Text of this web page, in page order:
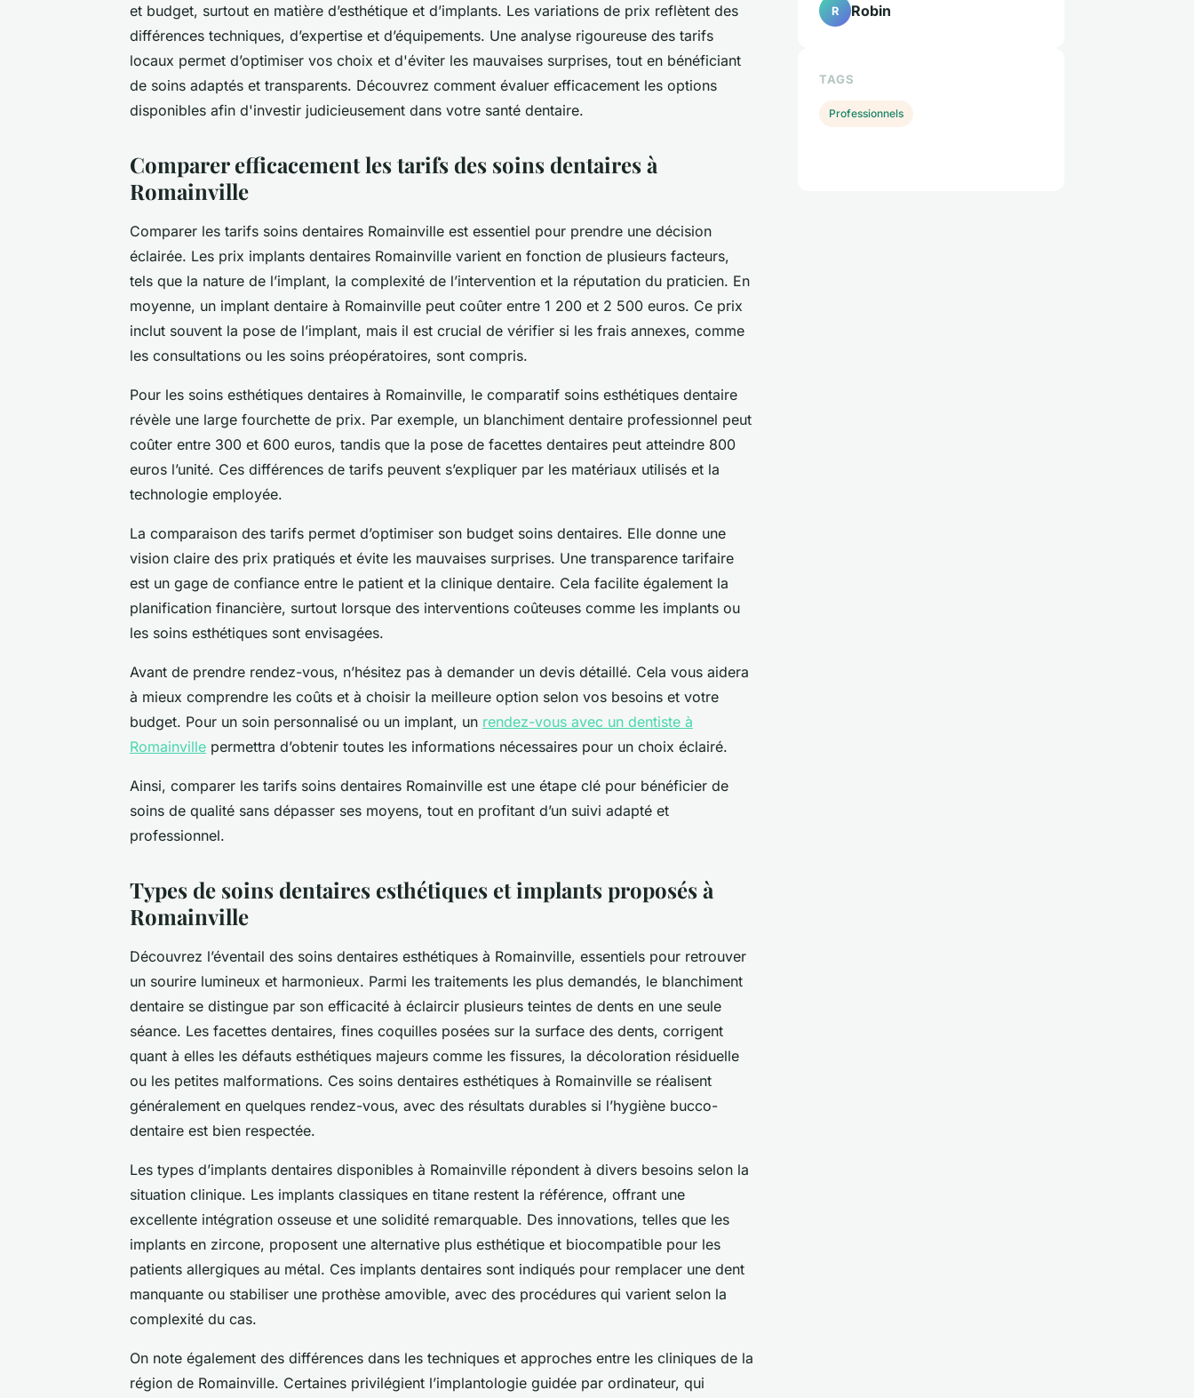
et budget, surtout en matière d’esthétique et d’implants. Les variations de prix reflètent des
différences techniques, d’expertise et d’équipements. Une analyse rigoureuse des tarifs
locaux permet d’optimiser vos choix et d'éviter les mauvaises surprises, tout en bénéficiant
de soins adaptés et transparents. Découvrez comment évaluer efficacement les options
disponibles afin d'investir judicieusement dans votre santé dentaire.
Comparer efficacement les tarifs des soins dentaires à
Romainville
Comparer les tarifs soins dentaires Romainville est essentiel pour prendre une décision
éclairée. Les prix implants dentaires Romainville varient en fonction de plusieurs facteurs,
tels que la nature de l’implant, la complexité de l’intervention et la réputation du praticien. En
moyenne, un implant dentaire à Romainville peut coûter entre 1 200 et 2 500 euros. Ce prix
inclut souvent la pose de l’implant, mais il est crucial de vérifier si les frais annexes, comme
les consultations ou les soins préopératoires, sont compris.
Pour les soins esthétiques dentaires à Romainville, le comparatif soins esthétiques dentaire
révèle une large fourchette de prix. Par exemple, un blanchiment dentaire professionnel peut
coûter entre 300 et 600 euros, tandis que la pose de facettes dentaires peut atteindre 800
euros l’unité. Ces différences de tarifs peuvent s’expliquer par les matériaux utilisés et la
technologie employée.
La comparaison des tarifs permet d’optimiser son budget soins dentaires. Elle donne une
vision claire des prix pratiqués et évite les mauvaises surprises. Une transparence tarifaire
est un gage de confiance entre le patient et la clinique dentaire. Cela facilite également la
planification financière, surtout lorsque des interventions coûteuses comme les implants ou
les soins esthétiques sont envisagées.
Avant de prendre rendez-vous, n’hésitez pas à demander un devis détaillé. Cela vous aidera
à mieux comprendre les coûts et à choisir la meilleure option selon vos besoins et votre
budget. Pour un soin personnalisé ou un implant, un rendez-vous avec un dentiste à
Romainville permettra d’obtenir toutes les informations nécessaires pour un choix éclairé.
Ainsi, comparer les tarifs soins dentaires Romainville est une étape clé pour bénéficier de
soins de qualité sans dépasser ses moyens, tout en profitant d’un suivi adapté et
professionnel.
Types de soins dentaires esthétiques et implants proposés à
Romainville
Découvrez l’éventail des soins dentaires esthétiques à Romainville, essentiels pour retrouver
un sourire lumineux et harmonieux. Parmi les traitements les plus demandés, le blanchiment
dentaire se distingue par son efficacité à éclaircir plusieurs teintes de dents en une seule
séance. Les facettes dentaires, fines coquilles posées sur la surface des dents, corrigent
quant à elles les défauts esthétiques majeurs comme les fissures, la décoloration résiduelle
ou les petites malformations. Ces soins dentaires esthétiques à Romainville se réalisent
généralement en quelques rendez-vous, avec des résultats durables si l’hygiène bucco-
dentaire est bien respectée.
Les types d’implants dentaires disponibles à Romainville répondent à divers besoins selon la
situation clinique. Les implants classiques en titane restent la référence, offrant une
excellente intégration osseuse et une solidité remarquable. Des innovations, telles que les
implants en zircone, proposent une alternative plus esthétique et biocompatible pour les
patients allergiques au métal. Ces implants dentaires sont indiqués pour remplacer une dent
manquante ou stabiliser une prothèse amovible, avec des procédures qui varient selon la
complexité du cas.
On note également des différences dans les techniques et approches entre les cliniques de la
région de Romainville. Certaines privilégient l’implantologie guidée par ordinateur, qui
R Robin
TAGS
Professionnels